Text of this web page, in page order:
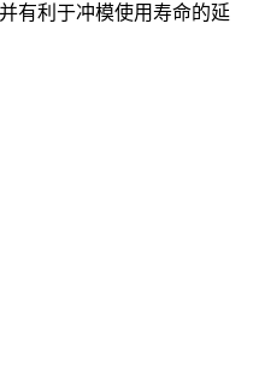
有利于冲模使用寿命的延